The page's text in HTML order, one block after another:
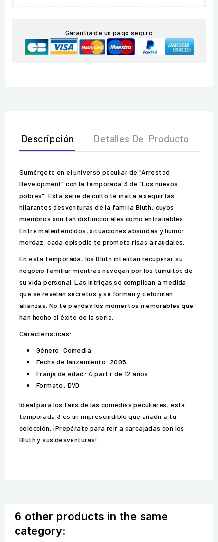
Garantía de un pago seguro
Descripción Detalles Del Producto
Sumérgete en el universo peculiar de "Arrested
Development" con la temporada 3 de "Los nuevos
pobres". Esta serie de culto te invita a seguir las
hilarantes desventuras de la familia Bluth, cuyos
miembros son tan disfuncionales como entrañables.
Entre malentendidos, situaciones absurdas y humor
mordaz, cada episodio te promete risas a raudales.
En esta temporada, los Bluth intentan recuperar su
negocio familiar mientras navegan por los tumultos de
su vida personal. Las intrigas se complican a medida
que se revelan secretos y se forman y deforman
alianzas. No te pierdas los momentos memorables que
han hecho el éxito de la serie.
Características:
Género: Comedia
Fecha de lanzamiento: 2005
Franja de edad: A partir de 12 años
Formato: DVD
Ideal para los fans de las comedias peculiares, esta
temporada 3 es un imprescindible que añadir a tu
colección. ¡Prepárate para reír a carcajadas con los
Bluth y sus desventuras!
6 other products in the same
category: